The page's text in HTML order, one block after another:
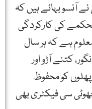
آنسو بہائے ہیں کہ
کی کارکردگی
ہے کہ ہر سال
کتنے آڑو اور
پھلوں کو محفوظ
سی فیکٹری بھی